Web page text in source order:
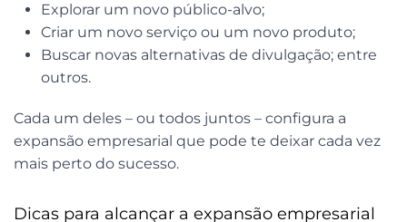
Explorar um novo público-alvo;
Criar um novo serviço ou um novo produto;
Buscar novas alternativas de divulgação; entre
outros.
Cada um deles – ou todos juntos – configura a
expansão empresarial que pode te deixar cada vez
mais perto do sucesso.
Dicas para alcançar a expansão empresarial